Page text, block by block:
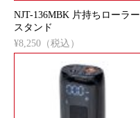
NJT-136MBK 片持ちローラー
スタンド
¥8,250（税込）